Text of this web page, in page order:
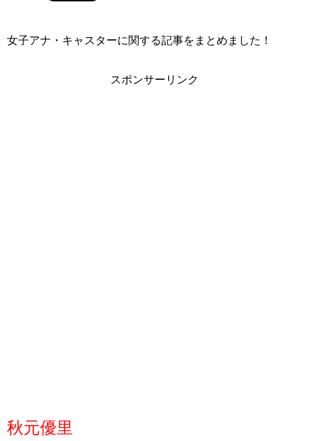
女子アナ・キャスターに関する記事をまとめました！
スポンサーリンク
秋元優里